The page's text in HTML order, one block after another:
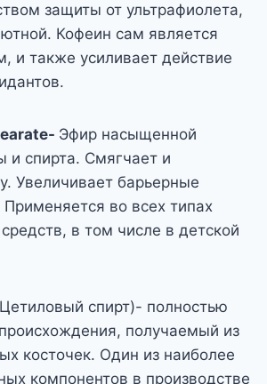
защиты от ультрафиолета,
Кофеин сам является
и также усиливает действие
Эфир насыщенной
и спирта. Смягчает и
Увеличивает барьерные
во всех типах
в том числе в детской
спирт)- полностью
получаемый из
косточек. Один из наиболее
компонентов в производстве